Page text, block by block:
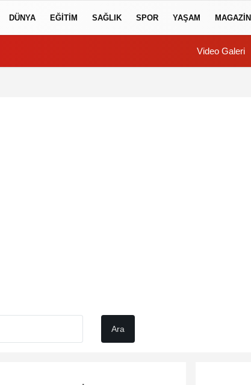
DÜNYA EĞİTİM SAĞLIK SPOR YAŞAM MAGAZİN
Video Galeri